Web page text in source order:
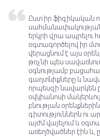
Ըստ իր ֆիզիկական
երկրի վրա ապրելու
օգտագործելով իր
վերացնում է այս
թռչնի պես
օգնությամբ
գաղտնիքները և
որպեսզի նավարկեն
օվկիանոսի
բնության
գիտություններն ու
այժմ վայելում և
առեղծվածներ էին և,